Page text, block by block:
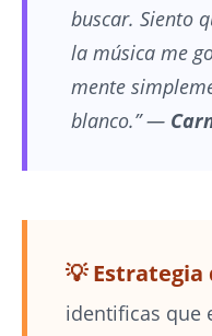
buscar. Siento
la música me
mente
blanco.” —
💡 Estrategia
identificas que